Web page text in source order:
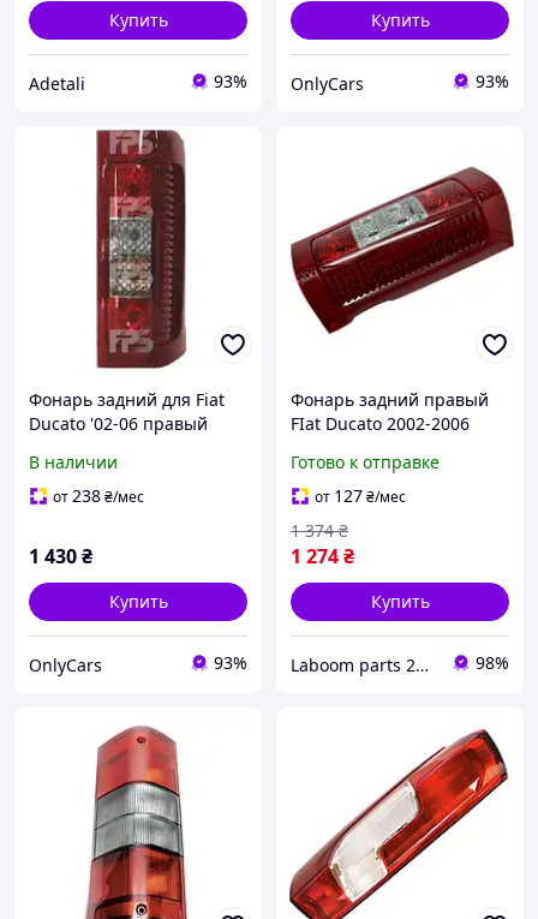
Купить
Adetali 93%
Купить
OnlyCars 93%
Фонарь задний для Fiat
Ducato '02-06 правый
В наличии
от238₴/мес
1 430₴
Купить
OnlyCars 93%
Фонарь задний правый
FIat Ducato 2002-2006
A777-01-2B)
Готово к отправке
от 127₴/мес
1 274₴
1 374 ₴
Купить
Laboom parts 24/7 98%